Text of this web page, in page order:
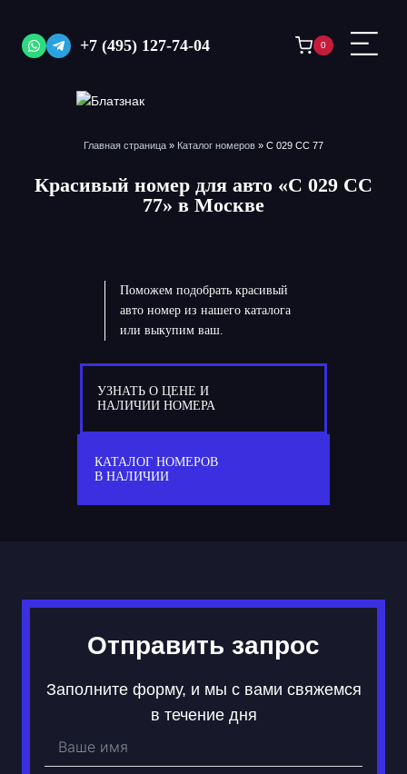
содержимому+7 (495) 127-74-04 0
Главная страница » Каталог номеров » С 029 СС 77
Красивый номер для авто «С 029 СС
77» в Москве
Поможем подобрать красивый
авто номер из нашего каталога
или выкупим ваш.
С 029 СС
УЗНАТЬ О ЦЕНЕ И
НАЛИЧИИ НОМЕРА
КАТАЛОГ НОМЕРОВ
В НАЛИЧИИ
Отправить запрос
Заполните форму, и мы с вами свяжемся
в течение дня